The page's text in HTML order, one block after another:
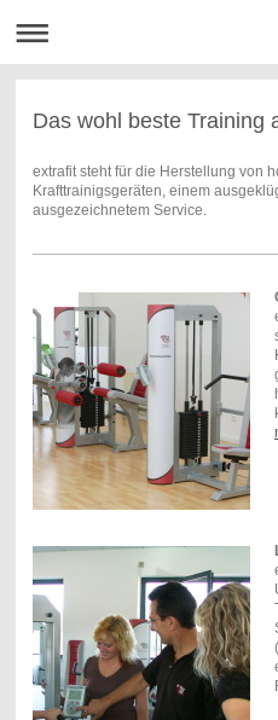
Das wohl beste Training
extrafit steht für die Herstellung von
Krafttrainigsgeräten, einem
ausgezeichnetem Service.